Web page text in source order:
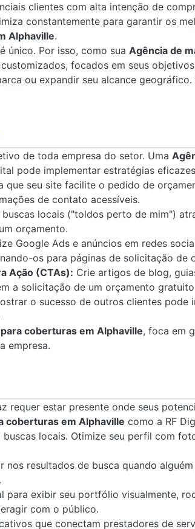
clientes com alta intenção de
constantemente para garantir os
Alphaville.
único. Por isso, como sua Agência de
focados em seus
ou expandir seu alcance geográfico.
de toda empresa do setor. Uma
pode implementar estratégias
que seu site facilite o pedido de
de contato acessíveis.
locais ("toldos perto de mim")
orçamento.
Google Ads e anúncios em redes
os para páginas de solicitação de
Ação (CTAs): Crie artigos de blog,
a solicitação de um orçamento
o sucesso de outros clientes pode
coberturas em Alphaville, foca em
empresa.
requer estar presente onde seus
coberturas em Alphaville como a RF
buscas locais. Otimize seu perfil com
nos resultados de busca quando
para exibir seu portfólio visualmente,
com o público.
que conectam prestadores de